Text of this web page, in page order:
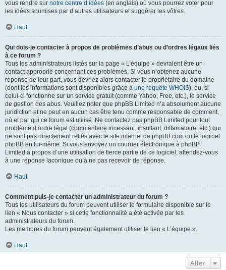
vous rendre sur notre centre d’idées (en anglais) où vous pourrez voter pour
les idées soumises par d’autres utilisateurs et suggérer les vôtres.
Haut
Qui dois-je contacter à propos de problèmes d’abus ou d’ordres légaux liés
à ce forum ?
Tous les administrateurs listés sur la page « L’équipe » devraient être un
contact approprié concernant ces problèmes. Si vous n’obtenez aucune
réponse de leur part, vous devriez alors contacter le propriétaire du domaine
(dont les informations sont disponibles grâce à une requête WHOIS), ou, si
celui-ci fonctionne sur un service gratuit (comme Yahoo, Free, etc.), le service
de gestion des abus. Veuillez noter que phpBB Limited n’a absolument aucune
juridiction et ne peut en aucun cas être tenu comme responsable de comment,
où et par qui ce forum est utilisé. Ne contactez pas phpBB Limited pour tout
problème d’ordre légal (commentaire incessant, insultant, diffamatoire, etc.) qui
ne sont pas directement reliés avec le site internet de phpBB.com ou le logiciel
phpBB en lui-même. Si vous envoyez un courrier électronique à phpBB
Limited à propos d’une utilisation de tierce partie de ce logiciel, attendez-vous
à une réponse laconique ou à ne pas recevoir de réponse.
Haut
Comment puis-je contacter un administrateur du forum ?
Tous les utilisateurs du forum peuvent utiliser le formulaire disponible sur le
lien « Nous contacter » si cette fonctionnalité a été activée par les
administrateurs du forum.
Les membres du forum peuvent également utiliser le lien « L’équipe ».
Haut
Aller